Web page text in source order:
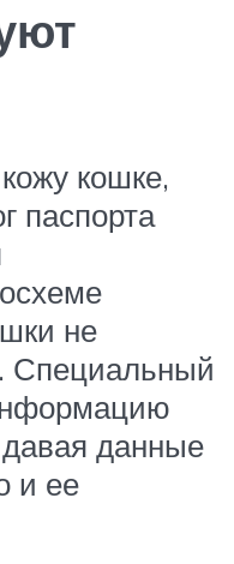
кошке,
паспорта
не
Специальный
данные
и ее